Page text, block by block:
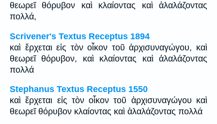
θεωρεῖ θόρυβον καὶ κλαίοντας καὶ ἀλαλάζοντας
πολλά,
Scrivener's Textus Receptus 1894
καὶ ἔρχεται εἰς τὸν οἶκον τοῦ ἀρχισυναγώγου, καὶ
θεωρεῖ θόρυβον, καὶ κλαίοντας καὶ ἀλαλάζοντας
πολλά
Stephanus Textus Receptus 1550
καὶ ἔρχεται εἰς τὸν οἶκον τοῦ ἀρχισυναγώγου καὶ
θεωρεῖ θόρυβον κλαίοντας καὶ ἀλαλάζοντας πολλά